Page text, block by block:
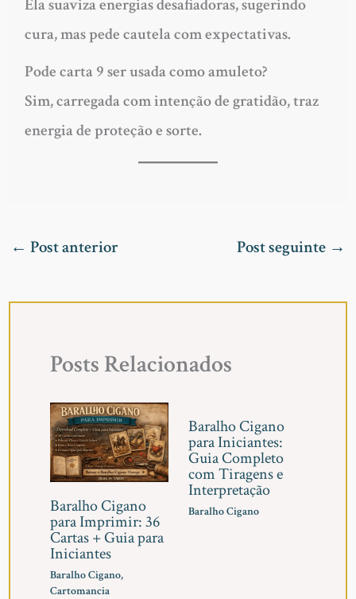
Ela suaviza energias desafiadoras, sugerindo
cura, mas pede cautela com expectativas.
Pode carta 9 ser usada como amuleto?
Sim, carregada com intenção de gratidão, traz
energia de proteção e sorte.
← Post anterior Post seguinte →
Posts Relacionados
Baralho Cigano
para Imprimir: 36
Cartas + Guia para
Iniciantes
Baralho Cigano,
Cartomancia
Baralho Cigano
para Iniciantes:
Guia Completo
com Tiragens e
Interpretação
Baralho Cigano